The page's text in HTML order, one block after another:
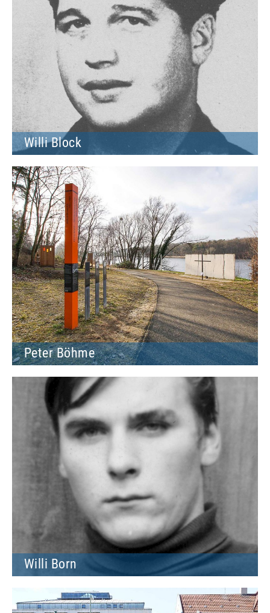
Willi Block
Peter Böhme
Willi Born